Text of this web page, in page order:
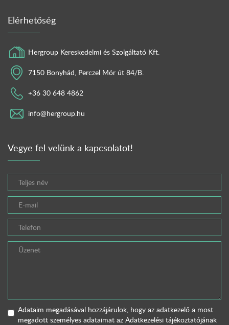
Elérhetőség
Hergroup Kereskedelmi és Szolgáltató Kft.
7150 Bonyhád, Perczel Mór út 84/B.
+36 30 648 4862
info@hergroup.hu
Vegye fel velünk a kapcsolatot!
Adataim megadásával hozzájárulok, hogy az adatkezelő a most
megadott személyes adataimat az Adatkezelési tájékoztatójának